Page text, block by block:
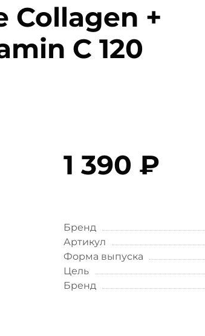
Collagen +
C 120
1 390 ₽
Бренд
Артикул
Форма выпуска
Цель
Бренд